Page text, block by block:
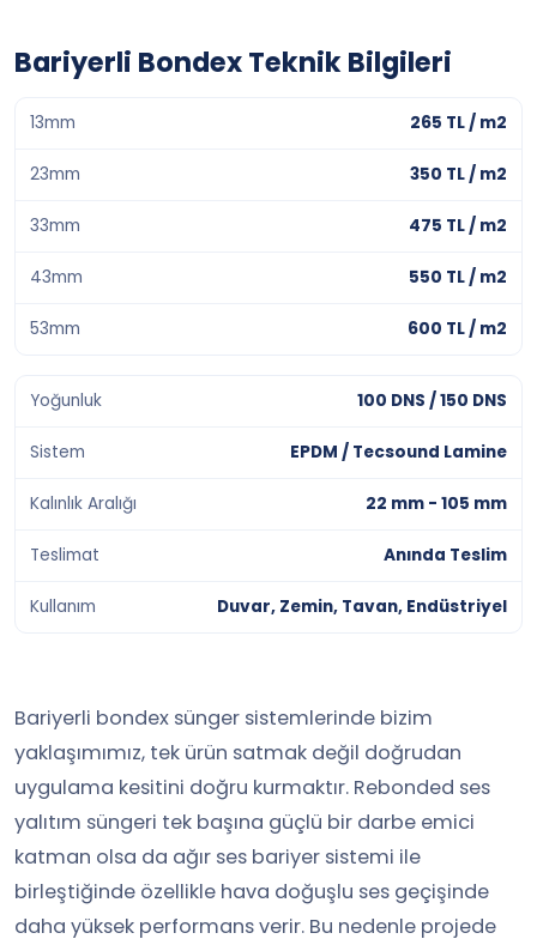
Bariyerli Bondex Teknik Bilgileri
13mm 265 TL / m2
23mm 350 TL / m2
33mm 475 TL / m2
43mm 550 TL / m2
53mm 600 TL / m2
Yoğunluk 100 DNS / 150 DNS
Sistem EPDM / Tecsound Lamine
Kalınlık Aralığı 22 mm - 105 mm
Teslimat Anında Teslim
Kullanım Duvar, Zemin, Tavan, Endüstriyel
Bariyerli bondex sünger sistemlerinde bizim
yaklaşımımız, tek ürün satmak değil doğrudan
uygulama kesitini doğru kurmaktır. Rebonded ses
yalıtım süngeri tek başına güçlü bir darbe emici
katman olsa da ağır ses bariyer sistemi ile
birleştiğinde özellikle hava doğuşlu ses geçişinde
daha yüksek performans verir. Bu nedenle projede